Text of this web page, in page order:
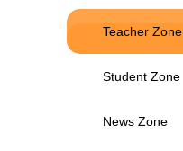
Teacher Zone
Student Zone
News Zone